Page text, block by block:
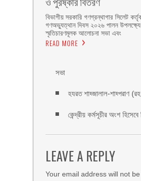
বিভাগীয় সরকারি গণগ্রন্থাগার সিলেট
গণঅভ্যুত্থান দিবস ২০২৬ পালন উপলক্ষ্যে
স্মৃতিচারণমূলক আলোচনা সভা এবং
READ MORE
সভা
হযরত শাহ্জালাল-শাহ্পরাণ
কেন্দ্রীয় কর্মসূচীর অংশ
LEAVE A REPLY
Your email address will not be